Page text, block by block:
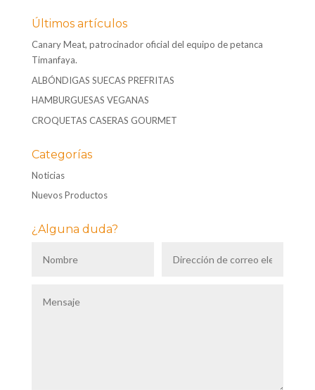
Últimos artículos
Canary Meat, patrocinador oficial del equipo de petanca
Timanfaya.
ALBÓNDIGAS SUECAS PREFRITAS
HAMBURGUESAS VEGANAS
CROQUETAS CASERAS GOURMET
Categorías
Noticias
Nuevos Productos
¿Alguna duda?